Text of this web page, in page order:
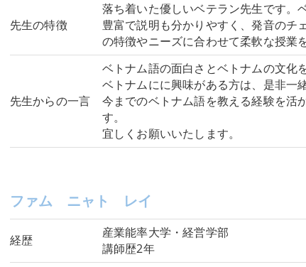
先生の特徴
落ち着いた優しいベテラン先生です。
豊富で説明も分かりやすく、発音のチ
の特徴やニーズに合わせて柔軟な授業
先生からの一言
ベトナム語の面白さとベトナムの文化
ベトナムにに興味がある方は、是非一
今までのベトナム語を教える経験を活
す。
宜しくお願いいたします。
ファム ニャト レイ
経歴
産業能率大学・経営学部
講師歴2年